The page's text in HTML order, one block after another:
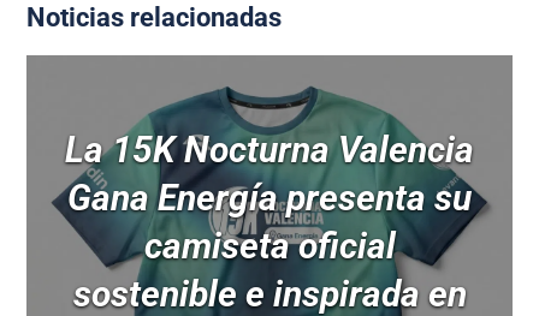
Noticias relacionadas
La 15K Nocturna Valencia
Gana Energía presenta su
camiseta oficial
sostenible e inspirada en